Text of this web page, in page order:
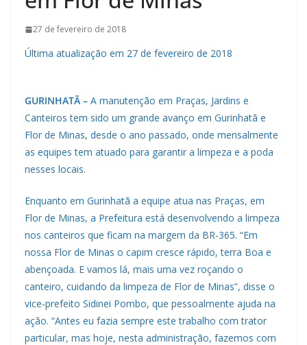
27 de fevereiro de 2018
Última atualização em 27 de fevereiro de 2018
GURINHATÃ – A manutenção em Praças, Jardins e
Canteiros tem sido um grande avanço em Gurinhatã e
Flor de Minas, desde o ano passado, onde mensalmente
as equipes tem atuado para garantir a limpeza e a poda
nesses locais.
Enquanto em Gurinhatã a equipe atua nas Praças, em
Flor de Minas, a Prefeitura está desenvolvendo a limpeza
nos canteiros que ficam na margem da BR-365. “Em
nossa Flor de Minas o capim cresce rápido, terra Boa e
abençoada. E vamos lá, mais uma vez roçando o
canteiro, cuidando da limpeza de Flor de Minas”, disse o
vice-prefeito Sidinei Pombo, que pessoalmente ajuda na
ação. “Antes eu fazia sempre este trabalho com trator
particular, mas hoje, nesta administração, fazemos com